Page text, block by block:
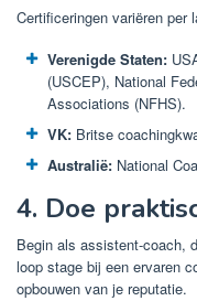
Certificeringen variëren per
Verenigde Staten:
(USCEP), National
Associations (NFHS).
VK: Britse
Australië: National
4. Doe
Begin als assistent-coach,
loop stage bij een ervaren
opbouwen van je reputatie.